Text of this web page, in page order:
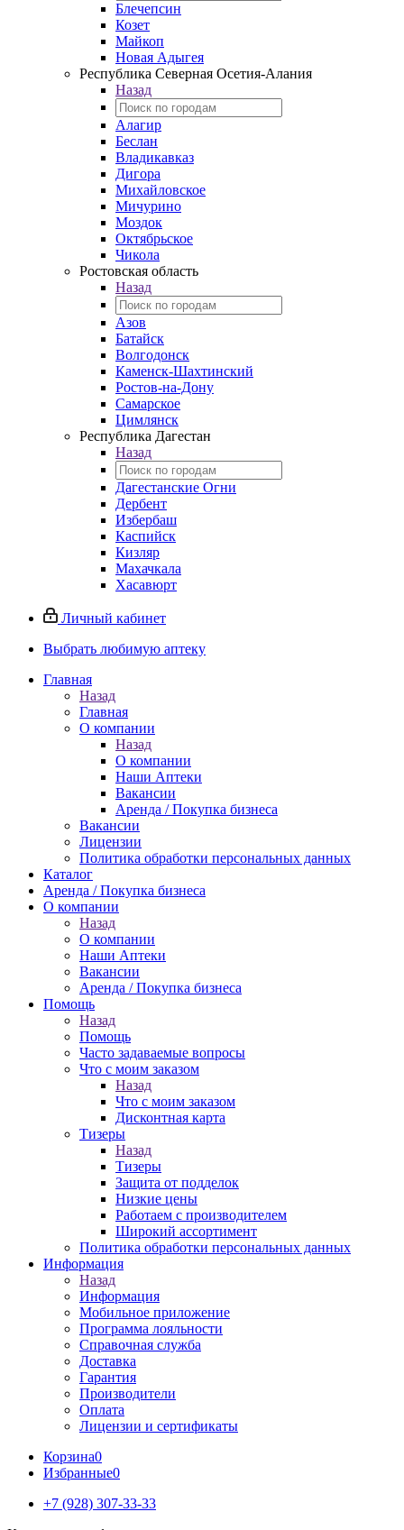
Блечепсин
Козет
Майкоп
Новая Адыгея
Республика Северная Осетия-Алания
Назад
Алагир
Беслан
Владикавказ
Дигора
Михайловское
Мичурино
Моздок
Октябрьское
Чикола
Ростовская область
Назад
Азов
Батайск
Волгодонск
Каменск-Шахтинский
Ростов-на-Дону
Самарское
Цимлянск
Республика Дагестан
Назад
Дагестанские Огни
Дербент
Избербаш
Каспийск
Кизляр
Махачкала
Хасавюрт
Личный кабинет
Выбрать любимую аптеку
Главная
Назад
Главная
О компании
Назад
О компании
Наши Аптеки
Вакансии
Аренда / Покупка бизнеса
Вакансии
Лицензии
Политика обработки персональных данных
Каталог
Аренда / Покупка бизнеса
О компании
Назад
О компании
Наши Аптеки
Вакансии
Аренда / Покупка бизнеса
Помощь
Назад
Помощь
Часто задаваемые вопросы
Что с моим заказом
Назад
Что с моим заказом
Дисконтная карта
Тизеры
Назад
Тизеры
Защита от подделок
Низкие цены
Работаем с производителем
Широкий ассортимент
Политика обработки персональных данных
Информация
Назад
Информация
Мобильное приложение
Программа лояльности
Справочная служба
Доставка
Гарантия
Производители
Оплата
Лицензии и сертификаты
Корзина0
Избранные0
+7 (928) 307-33-33